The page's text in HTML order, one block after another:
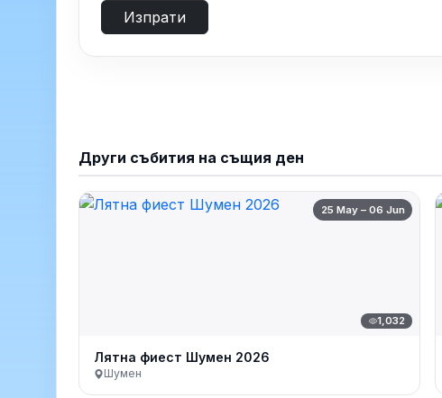
Изпрати
Други събития на същия ден
25 May – 06 Jun
1,032
Лятна фиест Шумен 2026
Шумен